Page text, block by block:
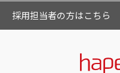
採用担当者の方はこちら